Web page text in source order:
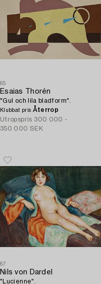
65
Esaias Thorén
"Gul och lila bladform".
Klubbat pris Återrop
Utropspris 300 000 -
350 000 SEK
67
Nils von Dardel
"Lucienne".